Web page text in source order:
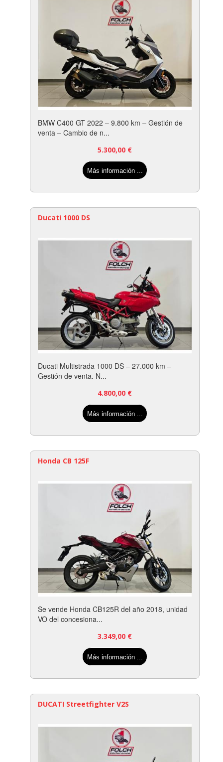
BMW C400 GT 2022 – 9.800 km – Gestión de
venta – Cambio de n...
5.300,00 €
Más información ...
Ducati 1000 DS
Ducati Multistrada 1000 DS – 27.000 km –
Gestión de venta. N...
4.800,00 €
Más información ...
Honda CB 125F
Se vende Honda CB125R del año 2018, unidad
VO del concesiona...
3.349,00 €
Más información ...
DUCATI Streetfighter V2S